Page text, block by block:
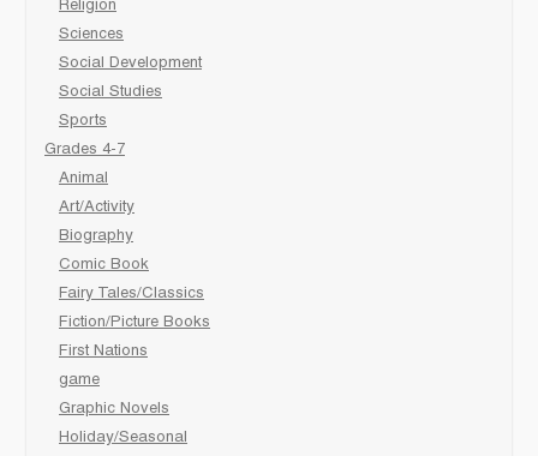
Religion
Sciences
Social Development
Social Studies
Sports
Grades 4-7
Animal
Art/Activity
Biography
Comic Book
Fairy Tales/Classics
Fiction/Picture Books
First Nations
game
Graphic Novels
Holiday/Seasonal